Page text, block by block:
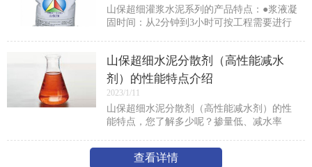
山保超细灌浆水泥系列的产品特点：●浆液凝
固时间：从2分钟到3小时可按工程需要进行
掺入超细水泥分散剂后，可降低浆液粘度，
提
山保超细水泥分散剂（高性能减水
剂）的性能特点介绍
2023/1/11
山保超细水泥分散剂（高性能减水剂）的性
能特点，您了解多少呢？掺量低、减水率
小，预拌混凝土坍落度损失率1h小于5%，2h
小于10％。砼3d
查看详情